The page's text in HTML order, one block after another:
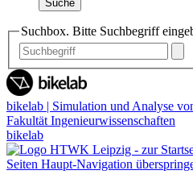
Suche
Suchbox. Bitte Suchbegriff
bikelab | Simulation und Analyse
Fakultät Ingenieurwissenschaften
bikelab
Seiten Haupt-Navigation